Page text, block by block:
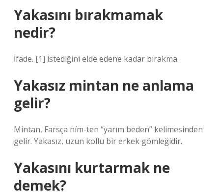
Yakasını bırakmamak
nedir?
İfade. [1] İstediğini elde edene kadar bırakma.
Yakasız mintan ne anlama
gelir?
Mintan, Farsça ním-ten “yarım beden” kelimesinden
gelir. Yakasız, uzun kollu bir erkek gömleğidir.
Yakasını kurtarmak ne
demek?